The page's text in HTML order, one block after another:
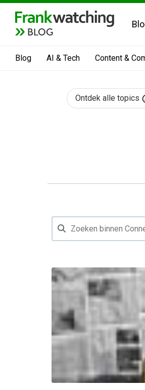
BLOG
Blog AI & Tech Content &
Ontdek alle topics